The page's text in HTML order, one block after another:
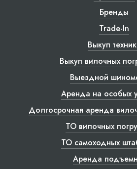
Бренды
Trade-In
Выкуп
Выкуп вилочных
Выездной
Аренда на особых
Долгосрочная аренда
ТО вилочных
ТО самоходных
Аренда